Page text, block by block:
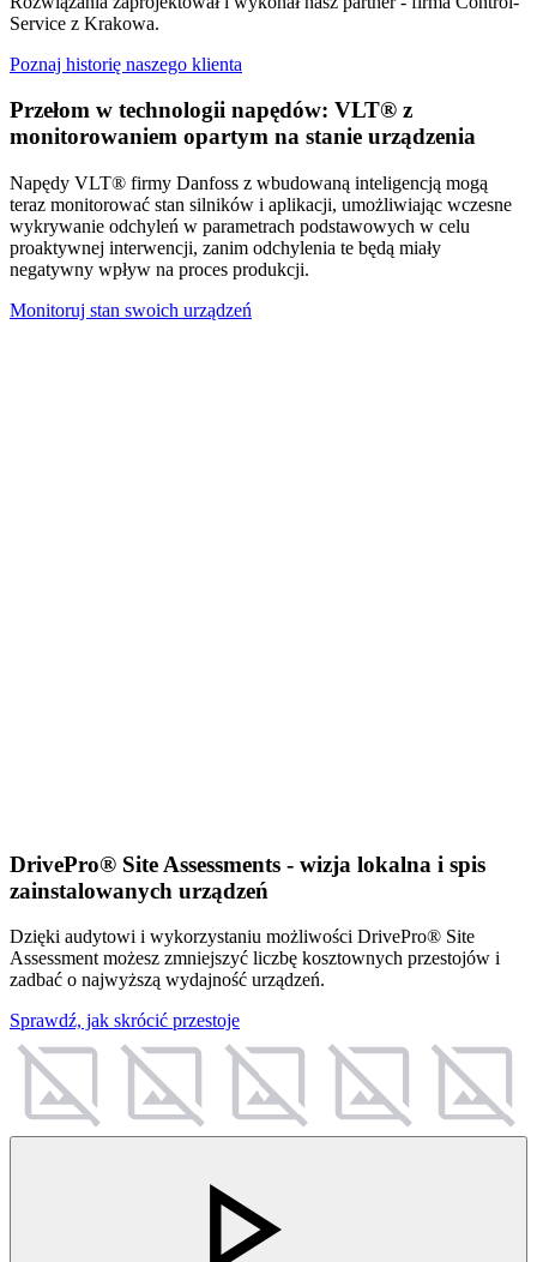
Service z Krakowa.
Poznaj historię naszego klienta
Przełom w technologii napędów: VLT® z
monitorowaniem opartym na stanie urządzenia
Napędy VLT® firmy Danfoss z wbudowaną inteligencją mogą
teraz monitorować stan silników i aplikacji, umożliwiając wczesne
wykrywanie odchyleń w parametrach podstawowych w celu
proaktywnej interwencji, zanim odchylenia te będą miały
negatywny wpływ na proces produkcji.
Monitoruj stan swoich urządzeń
DrivePro® Site Assessments - wizja lokalna i spis
zainstalowanych urządzeń
Dzięki audytowi i wykorzystaniu możliwości DrivePro® Site
Assessment możesz zmniejszyć liczbę kosztownych przestojów i
zadbać o najwyższą wydajność urządzeń.
Sprawdź, jak skrócić przestoje